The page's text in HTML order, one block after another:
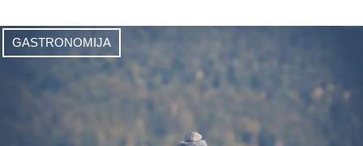
GASTRONOMIJA